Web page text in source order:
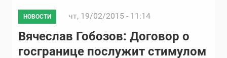
НОВОСТИ чт, 19/02/2015 - 11:14
Вячеслав Гобозов: Договор о
госгранице послужит стимулом